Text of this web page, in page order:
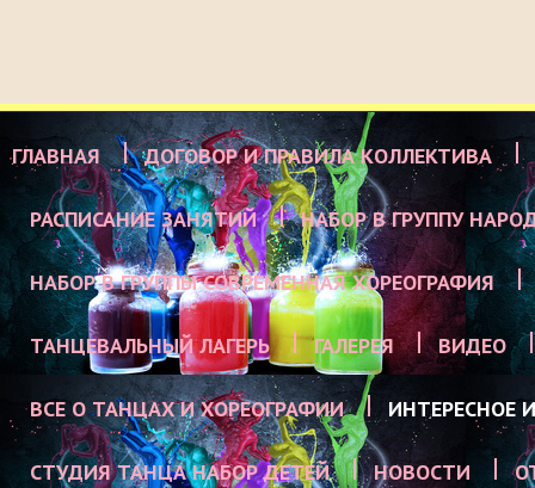
ГЛАВНАЯ ДОГОВОР И ПРАВИЛА КОЛЛЕКТИВА
РАСПИСАНИЕ ЗАНЯТИЙ НАБОР В ГРУППУ
НАБОР В ГРУППЫ СОВРЕМЕННАЯ ХОРЕОГРАФИЯ
ТАНЦЕВАЛЬНЫЙ ЛАГЕРЬ ГАЛЕРЕЯ ВИДЕО
ВСЕ О ТАНЦАХ И ХОРЕОГРАФИИ ИНТЕРЕСНОЕ
СТУДИЯ ТАНЦА НАБОР ДЕТЕЙ НОВОСТИ